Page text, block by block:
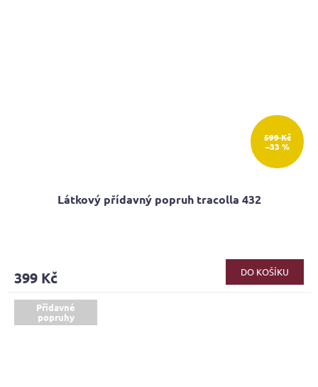
599 Kč
–33 %
Látkový přídavný popruh tracolla 432
399 Kč DO KOŠÍKU
Přídavné
popruhy